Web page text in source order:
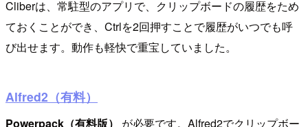
Cliberは、常駐型のアプリで、クリップボードの履歴をため
ておくことができ、Ctrlを2回押すことで履歴がいつでも呼
び出せます。動作も軽快で重宝していました。
Alfred2（有料）
Powerpack（有料版）
が必要です。Alfred2でクリップボー